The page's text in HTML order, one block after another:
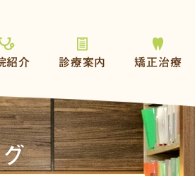
紹介 診療案内
予防とメンテナンス
歯を失った方へ
矯正治療
こどもの矯正